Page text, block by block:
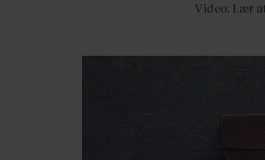
Video: Lær